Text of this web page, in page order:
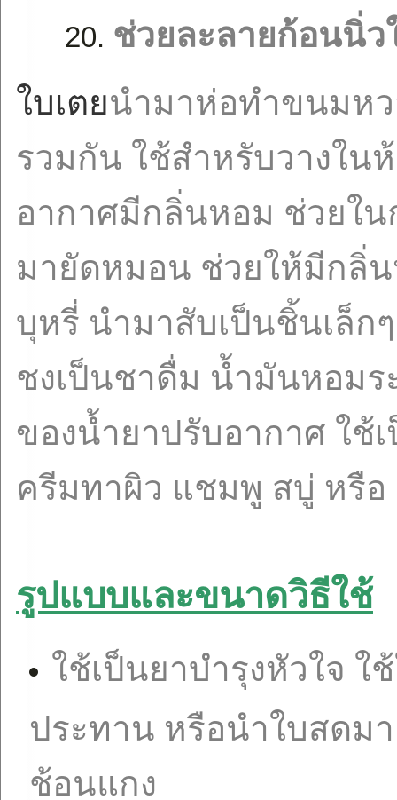
ช่วยละลายก้อนนิ่ว
ใบเตยนำมาห่อทำขนมห
รวมกัน ใช้สำหรับวางใน
อากาศมีกลิ่นหอม ช่วยใ
มายัดหมอน ช่วยให้มีกลิ่
บุหรี่ นำมาสับเป็นชิ้นเล็ก
ชงเป็นชาดื่ม น้ำมันหอมร
ของน้ำยาปรับอากาศ ใช้
ครีมทาผิว แชมพู สบู่ หรื
รูปแบบและขนาดวิธีใช้
ใช้เป็นยาบำรุงหัวใจ
ประทาน หรือนำใบสดม
ช้อนแกง